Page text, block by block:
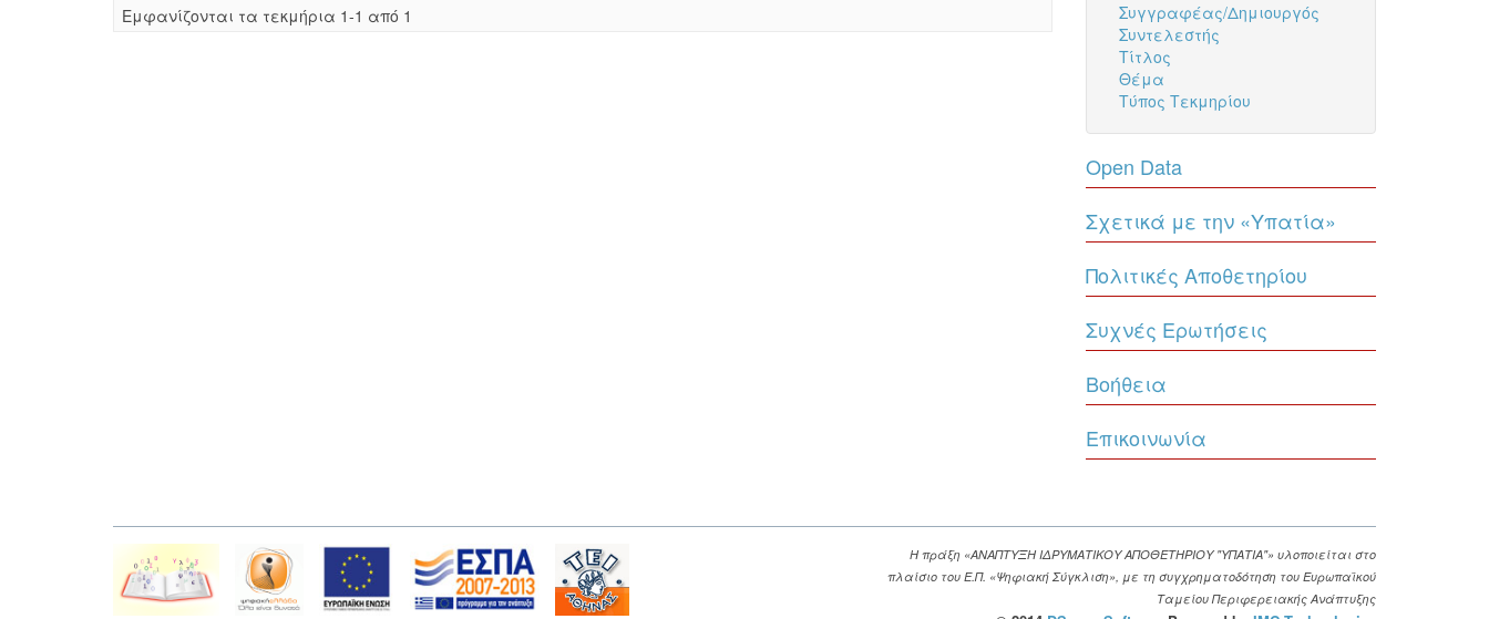
Eμφανίζονται τα τεκμήρια 1-1 από 1
Συγγραφέας/Δημιουργός
Συντελεστής
Τίτλος
Θέμα
Τύπος Τεκμηρίου
Open Data
Σχετικά με την «Υπατία»
Πολιτικές Αποθετηρίου
Συχνές Ερωτήσεις
Βοήθεια
Επικοινωνία
Η πράξη «ΑΝΑΠΤΥΞΗ ΙΔΡΥΜΑΤΙΚΟΥ ΑΠΟΘΕΤΗΡΙΟΥ "ΥΠΑΤΙΑ"» υλοποιείται στο
πλαίσιο του Ε.Π. «Ψηφιακή Σύγκλιση», με τη συγχρηματοδότηση του Ευρωπαϊκού
Ταμείου Περιφερειακής Ανάπτυξης